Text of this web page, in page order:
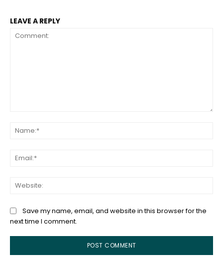
LEAVE A REPLY
Save my name, email, and website in this browser for the
next time I comment.